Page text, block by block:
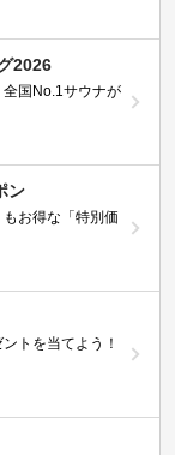
2026
国No.1サウナが
ン
お得な「特別価
トを当てよう！